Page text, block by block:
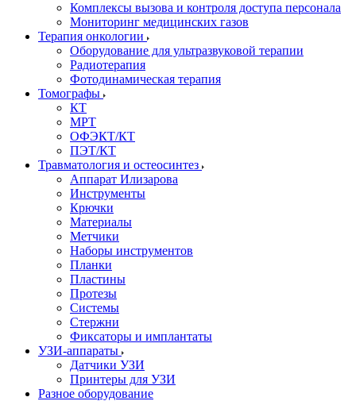
Комплексы вызова и контроля доступа персонала
Мониторинг медицинских газов
Терапия онкологии
Оборудование для ультразвуковой терапии
Радиотерапия
Фотодинамическая терапия
Томографы
КТ
МРТ
ОФЭКТ/КТ
ПЭТ/КТ
Травматология и остеосинтез
Аппарат Илизарова
Инструменты
Крючки
Материалы
Метчики
Наборы инструментов
Планки
Пластины
Протезы
Системы
Стержни
Фиксаторы и имплантаты
УЗИ-аппараты
Датчики УЗИ
Принтеры для УЗИ
Разное оборудование